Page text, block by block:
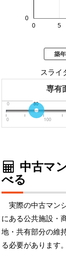
0 5
0
築
スライ
専有
0 80
0 100
中古マ
べる
実際の中古マン
にある公共施設・
地・共有部分の維
る必要があります。